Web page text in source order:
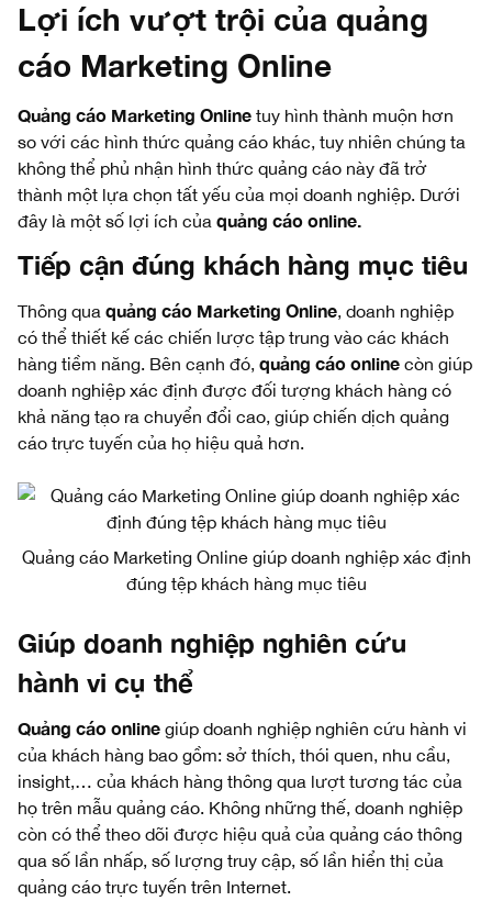
Lợi ích vượt trội của quảng
cáo Marketing Online
Quảng cáo Marketing Online tuy hình thành muộn hơn
so với các hình thức quảng cáo khác, tuy nhiên chúng ta
không thể phủ nhận hình thức quảng cáo này đã trở
thành một lựa chọn tất yếu của mọi doanh nghiệp. Dưới
đây là một số lợi ích của quảng cáo online.
Tiếp cận đúng khách hàng mục tiêu
Thông qua quảng cáo Marketing Online, doanh nghiệp
có thể thiết kế các chiến lược tập trung vào các khách
hàng tiềm năng. Bên cạnh đó, quảng cáo online còn giúp
doanh nghiệp xác định được đối tượng khách hàng có
khả năng tạo ra chuyển đổi cao, giúp chiến dịch quảng
cáo trực tuyến của họ hiệu quả hơn.
Quảng cáo Marketing Online giúp doanh nghiệp xác định
đúng tệp khách hàng mục tiêu
Giúp doanh nghiệp nghiên cứu
hành vi cụ thể
Quảng cáo online giúp doanh nghiệp nghiên cứu hành vi
của khách hàng bao gồm: sở thích, thói quen, nhu cầu,
insight,… của khách hàng thông qua lượt tương tác của
họ trên mẫu quảng cáo. Không những thế, doanh nghiệp
còn có thể theo dõi được hiệu quả của quảng cáo thông
qua số lần nhấp, số lượng truy cập, số lần hiển thị của
quảng cáo trực tuyến trên Internet.